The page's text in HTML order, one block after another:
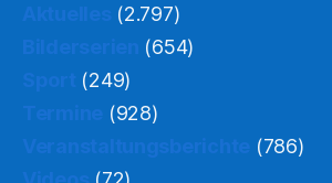
(2.797)
(654)
(249)
(928)
(786)